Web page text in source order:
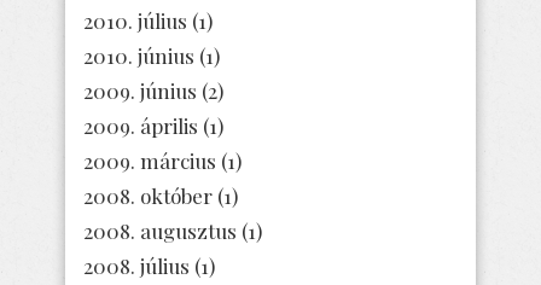
2010. július (1)
2010. június (1)
2009. június (2)
2009. április (1)
2009. március (1)
2008. október (1)
2008. augusztus (1)
2008. július (1)